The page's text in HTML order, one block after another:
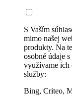
S Vaším
mimo našej
produkty. Na
osobné údaje
využívame ich
služby:
Bing, Criteo,